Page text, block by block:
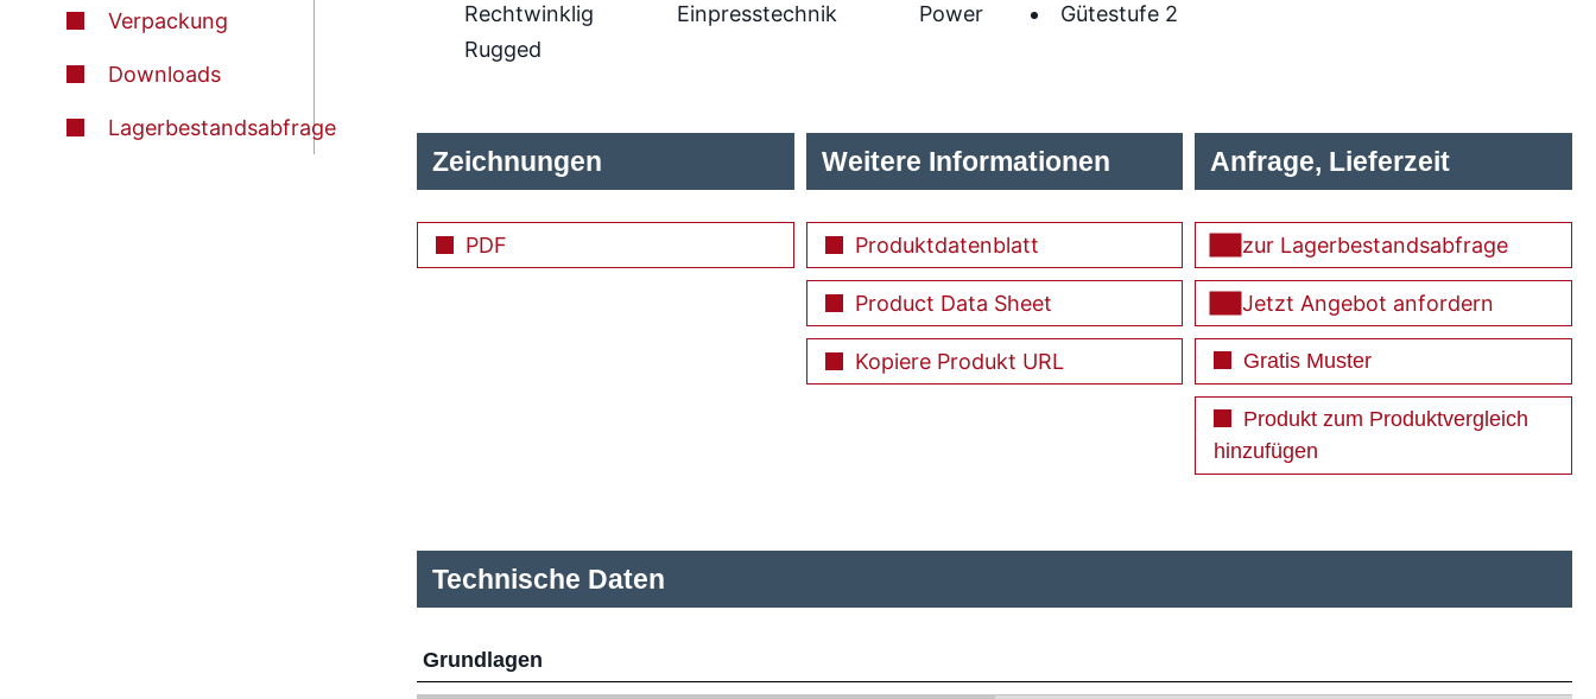
Verpackung
Downloads
Lagerbestandsabfrage
Gütestufe 2
Rechtwinklig Einpresstechnik
Power
Rugged
Zeichnungen
PDF
Weitere Informationen
Produktdatenblatt
Product Data Sheet
Kopiere Produkt URL
Anfrage, Lieferzeit
zur Lagerbestandsabfrage
Jetzt Angebot anfordern
Gratis Muster
Produkt zum Produktvergleich
hinzufügen
Technische Daten
Grundlagen